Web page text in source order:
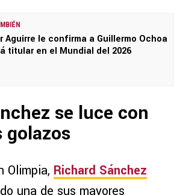
Aguirre le confirma a Guillermo Ochoa
titular en el Mundial del 2026
se luce con
golazos
Olimpia, Richard Sánchez
una de sus mayores